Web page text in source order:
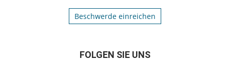
Beschwerde einreichen
FOLGEN SIE UNS